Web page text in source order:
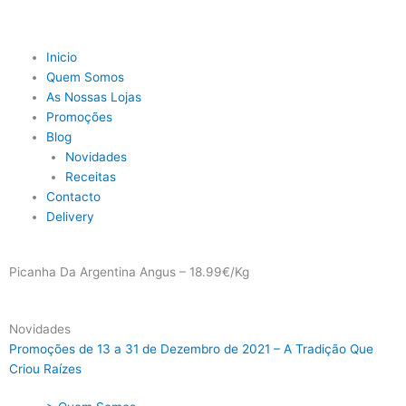
Main
Menu
Inicio
Quem Somos
As Nossas Lojas
Promoções
Blog
Novidades
Receitas
Contacto
Delivery
Picanha Da Argentina Angus – 18.99€/Kg
Novidades
Promoções de 13 a 31 de Dezembro de 2021 – A Tradição Que
Criou Raízes